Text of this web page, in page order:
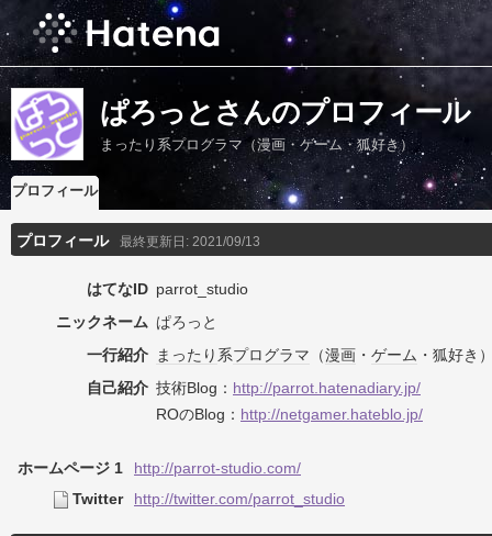
ぱろっとさんのプロフィール
まったり系プログラマ（漫画・ゲーム・狐好き）
プロフィール
プロフィール 最終更新日: 2021/09/13
はてなID parrot_studio
ニックネーム ぱろっと
一行紹介 まったり 系プログラマ （漫画 ・ ゲーム ・狐好き
自己紹介 技術Blog： http://parrot.hatenadiary.jp/
ROのBlog： http://netgamer.hateblo.jp/
ホームページ 1
http://parrot-studio.com/
Twitter
http://twitter.com/parrot_studio